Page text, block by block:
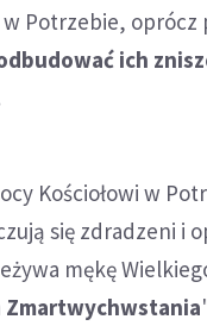
w Potrzebie,
ich
Kościołowi w
się zdradzeni i
mękę
Zmartwychwstania